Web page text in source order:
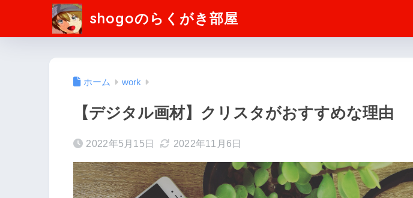
shogoのらくがき部屋
ホーム work
【デジタル画材】クリスタがおすすめな理由
2022年5月15日 2022年11月6日